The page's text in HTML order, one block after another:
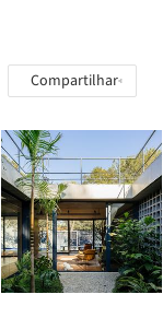
Compartilhar